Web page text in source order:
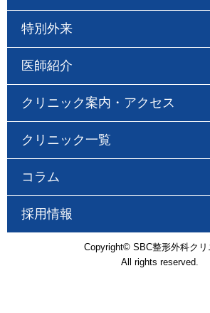
特別外来
医師紹介
クリニック案内・アクセス
クリニック一覧
コラム
採用情報
Copyright© SBC整形外科クリ
All rights reserved.